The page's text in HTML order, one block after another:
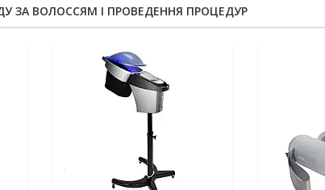
ЗА ВОЛОССЯМ І ПРОВЕДЕННЯ ПРОЦЕДУР